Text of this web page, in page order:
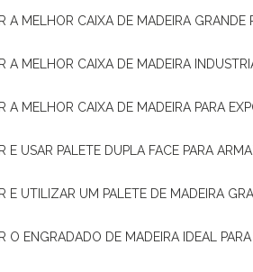
A MELHOR CAIXA DE MADEIRA GRANDE
A MELHOR CAIXA DE MADEIRA
A MELHOR CAIXA DE MADEIRA PARA
E USAR PALETE DUPLA FACE PARA
E UTILIZAR UM PALETE DE MADEIRA
O ENGRADADO DE MADEIRA IDEAL